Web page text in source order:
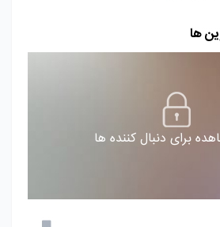
ها
برای دنبال کننده ها